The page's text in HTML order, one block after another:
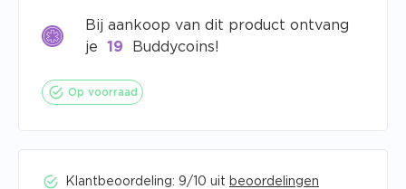
Bij aankoop van dit product ontvang
je
19 Buddycoins!
Op voorraad
Klantbeoordeling: 9/10 uit beoordelingen